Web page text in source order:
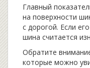
Главный
на поверхности
с дорогой. Если
шина считается
Обратите
которые можно